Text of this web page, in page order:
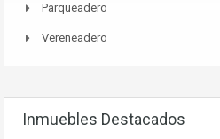
Parqueadero
Vereneadero
Inmuebles Destacados